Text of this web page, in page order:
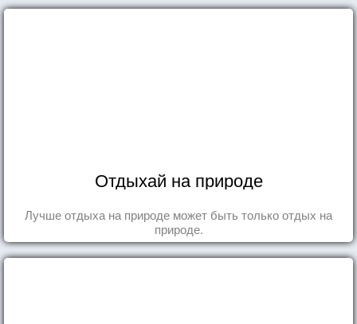
Отдыхай на природе
Лучше отдыха на природе может быть только отдых на
природе.